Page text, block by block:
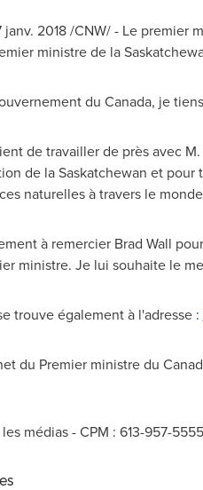
janv. 2018 /CNW/ - Le premier
ministre de la
du Canada, je
de travailler de près avec
de laSaskatchewan et pour
naturelles à travers le
à remercier Brad Wall
ministre. Je lui souhaite le
trouve également à l'adresse :
du Premier ministre du
médias - CPM : 613-957-5555